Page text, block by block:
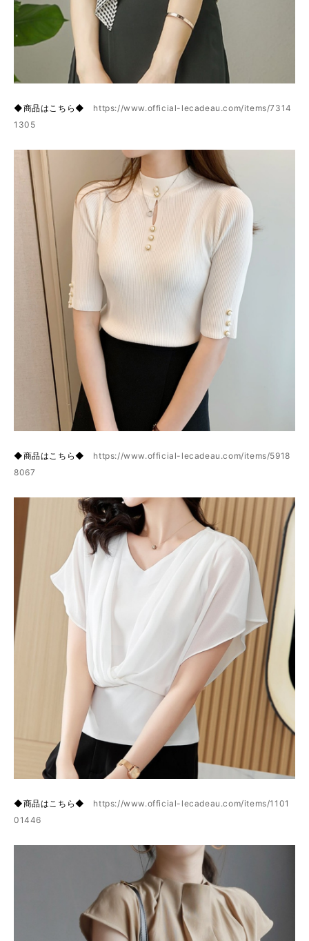
◆商品はこちら◆ https://www.official-lecadeau.com/items/7314
1305
◆商品はこちら◆ https://www.official-lecadeau.com/items/5918
8067
◆商品はこちら◆ https://www.official-lecadeau.com/items/1101
01446